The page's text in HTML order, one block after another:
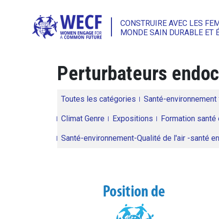
CONSTRUIRE AVEC LES
MONDE SAIN DURABLE ET
Perturbateurs
Toutes les catégories Santé-environnement
Climat Genre Expositions Formation santé
Santé-environnement-Qualité de l'air -santé